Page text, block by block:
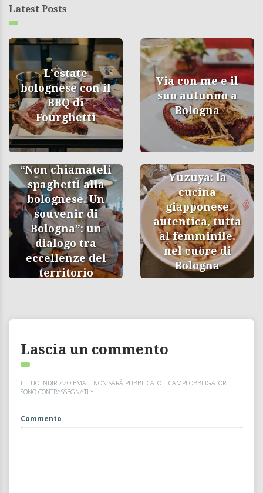
Latest Posts
L’estate
bolognese con il
BBQ di
Fourghetti
Via con me e il
suo autunno a
Bologna
“Non chiamateli
spaghetti alla
bolognese. Un
souvenir di
Bologna”: un
dialogo tra
eccellenze del
territorio
Yuzuya: la
cucina
giapponese
autentica, tutta
al femminile,
nel cuore di
Bologna
Lascia un commento
IL TUO INDIRIZZO EMAIL NON SARÀ PUBBLICATO. I CAMPI OBBLIGATORI
SONO CONTRASSEGNATI *
Commento